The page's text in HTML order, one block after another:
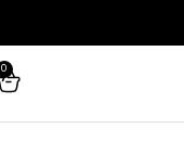
0